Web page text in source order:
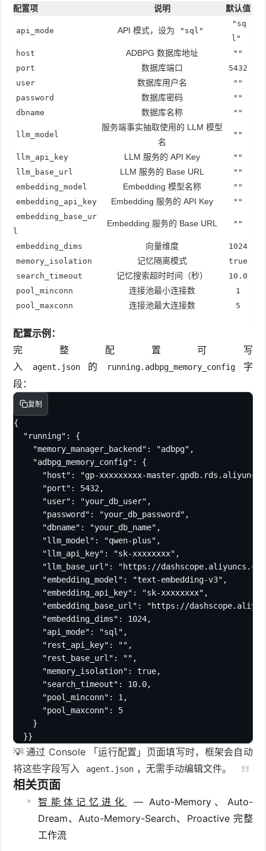
配置项 说明 默认值
api_mode API 模式，设为 "sql"
"sq
l"
host
ADBPG 数据库地址
""
port
数据库端口
5432
user
数据库用户名
""
password
数据库密码
""
dbname
数据库名称 ""
llm_model
服务端事实抽取使用的 LLM 模型
名
""
llm_api_key LLM 服务的 API Key
""
llm_base_url
LLM 服务的 Base URL
""
embedding_model
Embedding 模型名称
""
embedding_api_key
Embedding 服务的 API Key
""
embedding_base_ur
l
Embedding 服务的 Base URL ""
embedding_dims 向量维度
1024
memory_isolation
记忆隔离模式
true
search_timeout
记忆搜索超时时间（秒）
10.0
pool_minconn
连接池最小连接数
1
pool_maxconn
连接池最大连接数 5
配置示例：
完整配置可写
入
agent.json 的 running.adbpg_memory_config
字
段：
复制
{
"running": {
"memory_manager_backend": "adbpg",
"adbpg_memory_config": {
"host": "gp-xxxxxxxxx-
"port": 5432,
"user": "your_db_user",
"password": "your_db_password",
"dbname": "your_db_name",
"llm_model": "qwen-plus",
"llm_api_key": "sk-xxxxxxxx",
"llm_base_url": "https://dashscope.aliyuncs.com/
"embedding_model": "text-embedding-v3",
"embedding_api_key": "sk-xxxxxxxx",
"embedding_base_url": "https://
"embedding_dims": 1024,
"api_mode": "sql",
"rest_api_key": "",
"rest_base_url": "",
"memory_isolation": true,
"search_timeout": 10.0,
"pool_minconn": 1,
"pool_maxconn": 5
}
}}
💡 通过 Console 「运行配置」页面填写时，框架会自动
将这些字段写入
agent.json ，无需手动编辑文件。
相关页面
智能体记忆进化
— Auto-Memory、Auto-
Dream、Auto-Memory-Search、Proactive 完整
工作流